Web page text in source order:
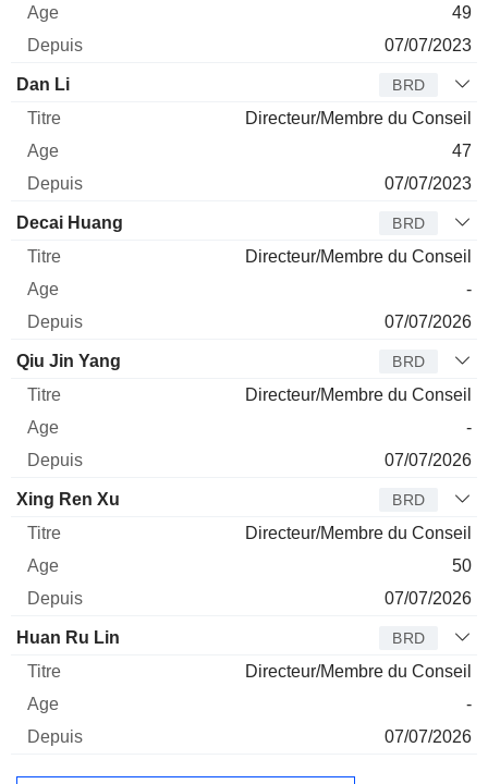
49
07/07/2023
Dan Li BRD
Directeur/Membre du Conseil
47
07/07/2023
Decai Huang BRD
Directeur/Membre du Conseil
-
07/07/2026
Qiu Jin Yang BRD
Directeur/Membre du Conseil
-
07/07/2026
Xing Ren Xu BRD
Directeur/Membre du Conseil
50
07/07/2026
Huan Ru Lin BRD
Directeur/Membre du Conseil
-
07/07/2026